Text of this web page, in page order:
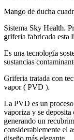
Mango de ducha
Sistema Sky Health.
griferia fabricada esta
Es una tecnología
sustancias
Griferia tratada con
vapor ( PVD ).
La PVD es un
vaporiza y se
generando un
considerablemente el